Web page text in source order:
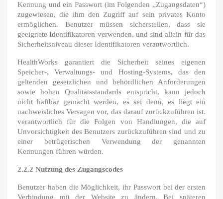
Kennung und ein Passwort (im Folgenden „Zugangsdaten“)
zugewiesen, die ihm den Zugriff auf sein privates Konto
ermöglichen. Benutzer müssen sicherstellen, dass sie
geeignete Identifikatoren verwenden, und sind allein für das
Sicherheitsniveau dieser Identifikatoren verantwortlich.
HealthWorks garantiert die Sicherheit seines eigenen
Speicher-, Verwaltungs- und Hosting-Systems, das den
geltenden gesetzlichen und behördlichen Anforderungen
sowie hohen Qualitätsstandards entspricht, kann jedoch
nicht haftbar gemacht werden, es sei denn, es liegt ein
nachweisliches Versagen vor, das darauf zurückzuführen ist.
verantwortlich für die Folgen von Handlungen, die auf
Unvorsichtigkeit des Benutzers zurückzuführen sind und zu
einer betrügerischen Verwendung der genannten
Kennungen führen würden.
2.2.2 Nutzung des Zugangscodes
Benutzer haben die Möglichkeit, ihr Passwort bei der ersten
Verbindung mit der Website zu ändern. Bei späteren